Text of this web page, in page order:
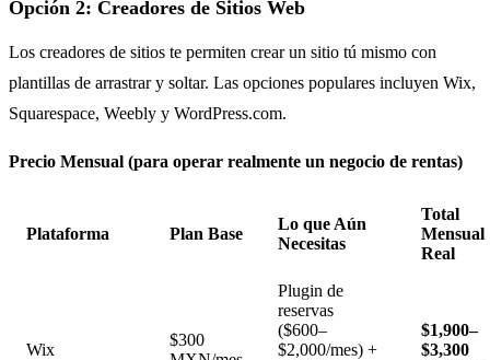
Opción 2: Creadores de Sitios Web
Los creadores de sitios te permiten crear un sitio tú mismo con
plantillas de arrastrar y soltar. Las opciones populares incluyen Wix,
Squarespace, Weebly y WordPress.com.
Precio Mensual (para operar realmente un negocio de rentas)
Plataforma Plan Base
Lo que Aún
Necesitas
Total
Mensual
Real
Wix
$300
Plugin de
reservas
($600–
$2,000/mes) +
$1,900–
$3,300